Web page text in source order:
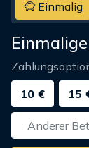
Einmalig
10 €
15